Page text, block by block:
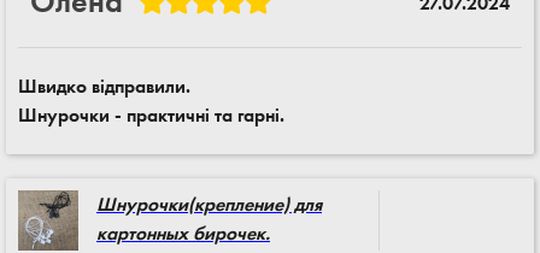
Швидко відправили.
Шнурочки - практичні та гарні.
Шнурочки(крепление) для
картонных бирочек.